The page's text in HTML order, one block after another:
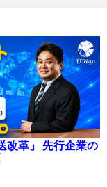
改革」 先行企業の